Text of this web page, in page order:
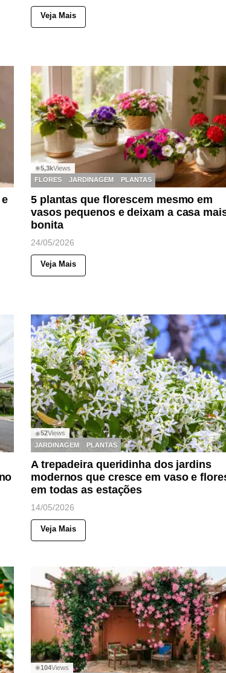
Veja Mais
◉5,3kViews
FLORES
JARDINAGEM PLANTAS
5 plantas que florescem mesmo em
vasos pequenos e deixam a casa
bonita
24/05/2026
Veja Mais
◉52Views
JARDINAGEM
PLANTAS
A trepadeira queridinha dos jardins
modernos que cresce em vaso e
em todas as estações
14/05/2026
Veja Mais
◉104Views